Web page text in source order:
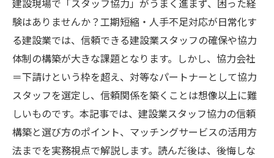
建設現場で「スタッフ協力」がうまく進まず、困った経
験はありませんか？工期短縮・人手不足対応が日常化す
る建設業では、信頼できる建設業スタッフの確保や協力
体制の構築が大きな課題となります。しかし、協力会社
＝下請けという枠を超え、対等なパートナーとして協力
スタッフを選定し、信頼関係を築くことは想像以上に難
しいものです。本記事では、建設業スタッフ協力の信頼
構築と選び方のポイント、マッチングサービスの活用方
法までを実務視点で解説します。読んだ後は、後悔しな